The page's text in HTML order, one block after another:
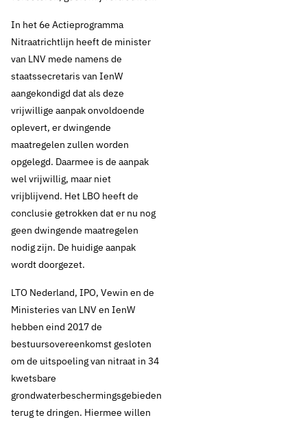
In het 6e Actieprogramma
Nitraatrichtlijn heeft de minister
van LNV mede namens de
staatssecretaris van IenW
aangekondigd dat als deze
vrijwillige aanpak onvoldoende
oplevert, er dwingende
maatregelen zullen worden
opgelegd. Daarmee is de aanpak
wel vrijwillig, maar niet
vrijblijvend. Het LBO heeft de
conclusie getrokken dat er nu nog
geen dwingende maatregelen
nodig zijn. De huidige aanpak
wordt doorgezet.
LTO Nederland, IPO, Vewin en de
Ministeries van LNV en IenW
hebben eind 2017 de
bestuursovereenkomst gesloten
om de uitspoeling van nitraat in 34
kwetsbare
grondwaterbeschermingsgebieden
terug te dringen. Hiermee willen